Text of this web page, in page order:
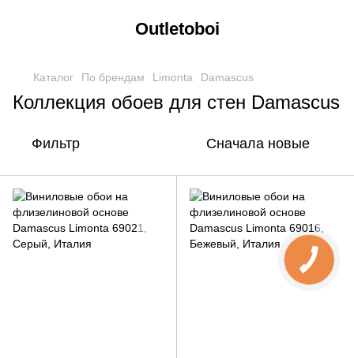
Outletoboi
Каталог По брендам Limonta Damascus
Коллекция обоев для стен Damascus
Фильтр Сначала новые